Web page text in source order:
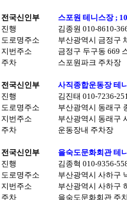
전국신인부
스포원 테니스장 ;
진행
김종원 010-8610-
도로명주소
부산광역시 금정구
지번주소
금정구 두구동 669
주차
스포원파크 주차장
전국신인부
사직종합운동장 테
진행
김진태 010-7236-
도로명주소
부산광역시 동래구
지번주소
부산광역시 동래구
주차
운동장내 주차장
전국신인부
을숙도문화회관 테
진행
김종혁 010-9356-
도로명주소
부산광역시 사하구
지번주소
부산광역시 사하구
주차
을숙도문화회관 주